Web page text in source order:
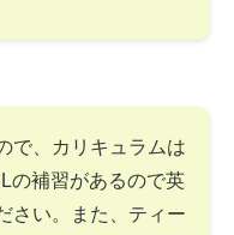
で、カリキュラムは
の補習があるので英
さい。また、ティー